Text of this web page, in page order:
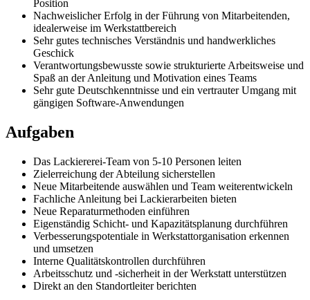
Position
Nachweislicher Erfolg in der Führung von Mitarbeitenden,
idealerweise im Werkstattbereich
Sehr gutes technisches Verständnis und handwerkliches
Geschick
Verantwortungsbewusste sowie strukturierte Arbeitsweise und
Spaß an der Anleitung und Motivation eines Teams
Sehr gute Deutschkenntnisse und ein vertrauter Umgang mit
gängigen Software-Anwendungen
Aufgaben
Das Lackiererei-Team von 5-10 Personen leiten
Zielerreichung der Abteilung sicherstellen
Neue Mitarbeitende auswählen und Team weiterentwickeln
Fachliche Anleitung bei Lackierarbeiten bieten
Neue Reparaturmethoden einführen
Eigenständig Schicht- und Kapazitätsplanung durchführen
Verbesserungspotentiale in Werkstattorganisation erkennen
und umsetzen
Interne Qualitätskontrollen durchführen
Arbeitsschutz und -sicherheit in der Werkstatt unterstützen
Direkt an den Standortleiter berichten